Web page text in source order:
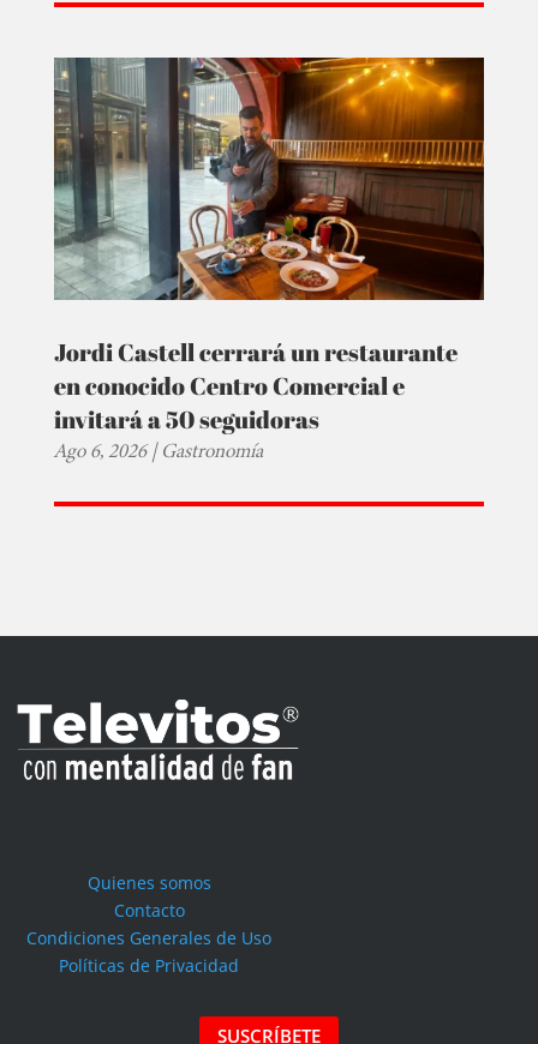
Jordi Castell cerrará un restaurante
en conocido Centro Comercial e
invitará a 50 seguidoras
Ago 6, 2026|Gastronomía
Quienes somos
Contacto
Condiciones Generales de Uso
Políticas de Privacidad
SUSCRÍBETE